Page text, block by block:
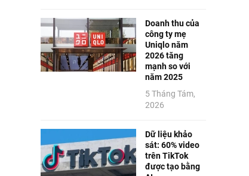
Doanh thu của
công ty mẹ
Uniqlo năm
2026 tăng
mạnh so với
năm 2025
5 Tháng Tám,
2026
Dữ liệu khảo
sát: 60% video
trên TikTok
được tạo bằng